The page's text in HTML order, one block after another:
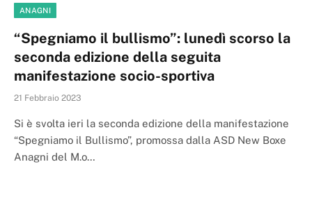
ANAGNI
“Spegniamo il bullismo”: lunedì scorso la
seconda edizione della seguita
manifestazione socio-sportiva
21 Febbraio 2023
Si è svolta ieri la seconda edizione della manifestazione
“Spegniamo il Bullismo”, promossa dalla ASD New Boxe
Anagni del M.o…